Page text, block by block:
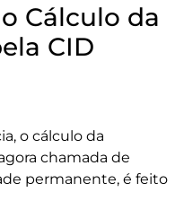
Cálculo da
CID
o cálculo da
chamada de
permanente, é feito